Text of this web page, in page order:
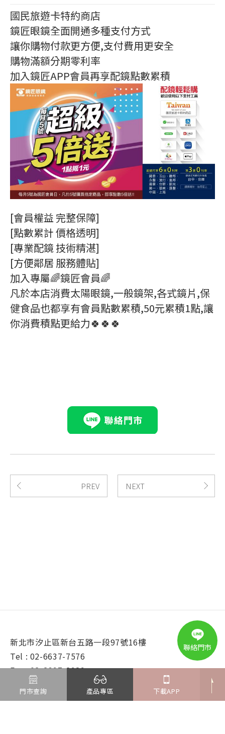
國民旅遊卡特約商店
鏡匠眼鏡全面開通多種支付方式
讓你購物付款更方便,支付費用更安全
購物滿額分期零利率
加入鏡匠APP會員再享配鏡點數累積
[會員權益 完整保障]
[點數累計 價格透明]
[專業配鏡 技術精湛]
[方便鄰居 服務體貼]
加入專屬🌈鏡匠會員🌈
凡於本店消費太陽眼鏡,一般鏡架,各式鏡片,保
健食品也都享有會員點數累積,50元累積1點,讓
你消費積點更給力🍀🍀🍀
PREV NEXT
新北市汐止區新台五路一段97號16樓
Tel : 02-6637-7576
Fax : 02-2697-2989
E-mail : kingcome@ms.formosa-opt.com.tw
聯絡門市
門市查詢 產品專區 下載APP